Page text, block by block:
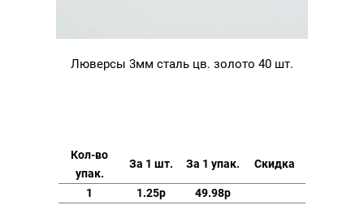
Люверсы 3мм сталь цв. золото 40 шт.
Кол-во
упак.
За 1 шт. За 1 упак. Скидка
1 1.25р
49.98р